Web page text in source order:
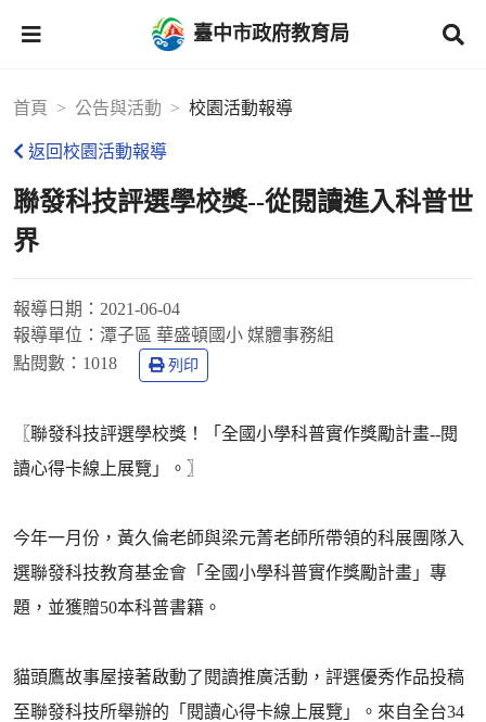
臺中市政府教育局
首頁 公告與活動 校園活動報導
返回校園活動報導
聯發科技評選學校獎--從閱讀進入科普世
界
報導日期： 2021-06-04
報導單位： 潭子區 華盛頓國小 媒體事務組
點閱數： 1018 列印
〖聯發科技評選學校獎！「全國小學科普實作獎勵計畫--閱
讀心得卡線上展覽」。〗
今年一月份，黃久倫老師與梁元菁老師所帶領的科展團隊入
選聯發科技教育基金會「全國小學科普實作獎勵計畫」專
題，並獲贈50本科普書籍。
貓頭鷹故事屋接著啟動了閱讀推廣活動，評選優秀作品投稿
至聯發科技所舉辦的「閱讀心得卡線上展覽」。來自全台34